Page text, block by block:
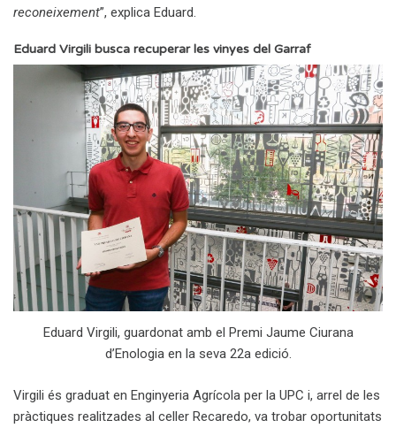
reconeixement”, explica Eduard.
Eduard Virgili busca recuperar les vinyes del Garraf
Eduard Virgili, guardonat amb el Premi Jaume Ciurana
d’Enologia en la seva 22a edició.
Virgili és graduat en Enginyeria Agrícola per la UPC i, arrel de les
pràctiques realitzades al celler Recaredo, va trobar oportunitats